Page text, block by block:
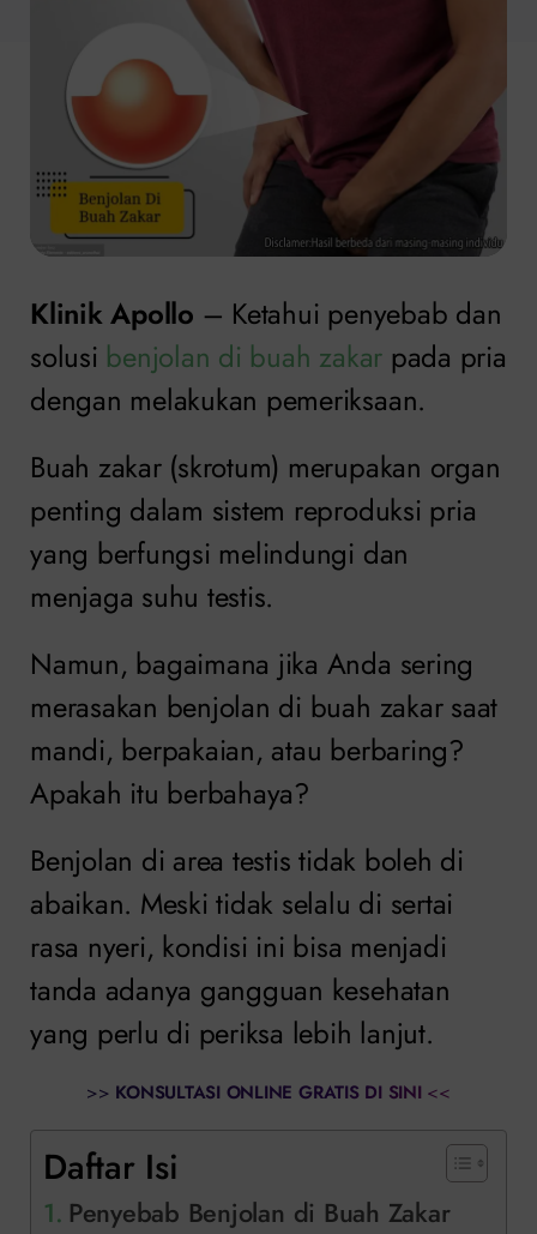
Klinik Apollo – Ketahui penyebab dan
solusi benjolan di buah zakar pada pria
dengan melakukan pemeriksaan.
Buah zakar (skrotum) merupakan organ
penting dalam sistem reproduksi pria
yang berfungsi melindungi dan
menjaga suhu testis.
Namun, bagaimana jika Anda sering
merasakan benjolan di buah zakar saat
mandi, berpakaian, atau berbaring?
Apakah itu berbahaya?
Benjolan di area testis tidak boleh di
abaikan. Meski tidak selalu di sertai
rasa nyeri, kondisi ini bisa menjadi
tanda adanya gangguan kesehatan
yang perlu di periksa lebih lanjut.
>> KONSULTASI ONLINE GRATIS DI SINI <<
Daftar Isi
Penyebab Benjolan di Buah Zakar